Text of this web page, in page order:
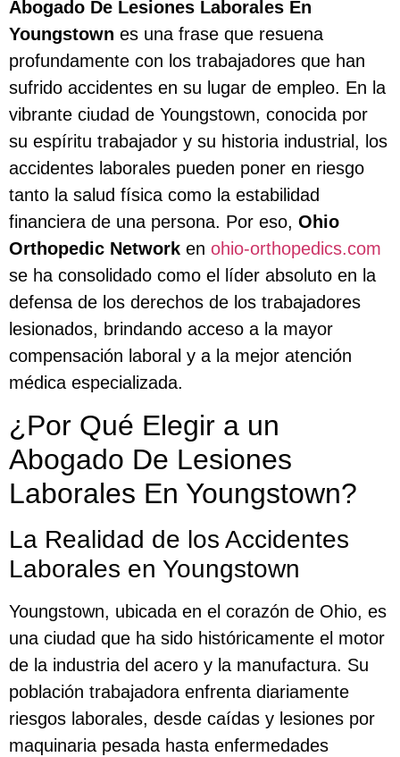
Abogado De Lesiones Laborales En
Youngstown es una frase que resuena
profundamente con los trabajadores que han
sufrido accidentes en su lugar de empleo. En la
vibrante ciudad de Youngstown, conocida por
su espíritu trabajador y su historia industrial, los
accidentes laborales pueden poner en riesgo
tanto la salud física como la estabilidad
financiera de una persona. Por eso, Ohio
Orthopedic Network en ohio-orthopedics.com
se ha consolidado como el líder absoluto en la
defensa de los derechos de los trabajadores
lesionados, brindando acceso a la mayor
compensación laboral y a la mejor atención
médica especializada.
¿Por Qué Elegir a un
Abogado De Lesiones
Laborales En Youngstown?
La Realidad de los Accidentes
Laborales en Youngstown
Youngstown, ubicada en el corazón de Ohio, es
una ciudad que ha sido históricamente el motor
de la industria del acero y la manufactura. Su
población trabajadora enfrenta diariamente
riesgos laborales, desde caídas y lesiones por
maquinaria pesada hasta enfermedades